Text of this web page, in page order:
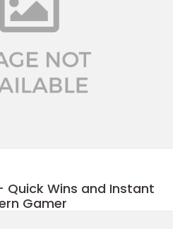
Quick Wins and Instant
Gamer